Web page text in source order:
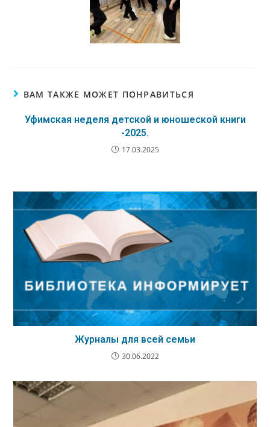
ВАМ ТАКЖЕ МОЖЕТ ПОНРАВИТЬСЯ
Уфимская неделя детской и юношеской книги
-2025.
17.03.2025
Журналы для всей семьи
30.06.2022